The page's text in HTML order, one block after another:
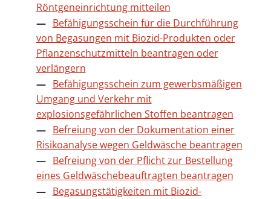
Röntgeneinrichtung mitteilen
Befähigungsschein für die Durchführung
von Begasungen mit Biozid-Produkten oder
Pflanzenschutzmitteln beantragen oder
verlängern
Befähigungsschein zum gewerbsmäßigen
Umgang und Verkehr mit
explosionsgefährlichen Stoffen beantragen
Befreiung von der Dokumentation einer
Risikoanalyse wegen Geldwäsche beantragen
Befreiung von der Pflicht zur Bestellung
eines Geldwäschebeauftragten beantragen
Begasungstätigkeiten mit Biozid-